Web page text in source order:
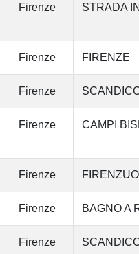
Firenze STRADA
Firenze FIRENZE
Firenze
Firenze CAMPI
Firenze
Firenze BAGNO A
Firenze